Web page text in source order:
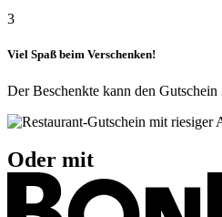
3
Viel Spaß beim Verschenken!
Der Beschenkte kann den
Oder mit